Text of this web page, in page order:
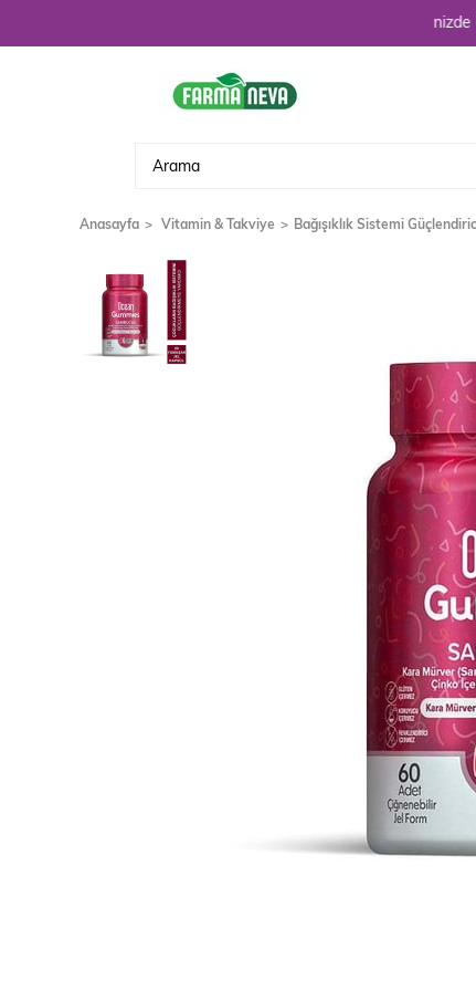
Anasayfa Vitamin & Takviye Bağışıklık Sistemi